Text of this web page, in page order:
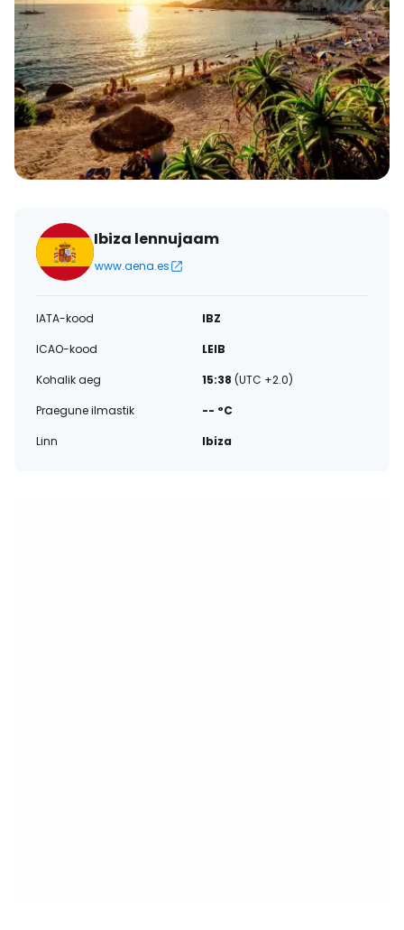
Ibiza lennujaam
www.aena.es
IATA-kood
IBZ
ICAO-kood
LEIB
Kohalik aeg
15:38 (UTC +2.0)
Praegune ilmastik
-- °C
Linn
Ibiza